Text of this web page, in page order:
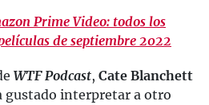
Prime Video: todos los
de septiembre 2022
WTF Podcast, Cate Blanchett
gustado interpretar a otro